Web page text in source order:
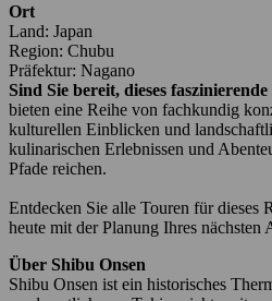
Ort
Land: Japan
Region: Chubu
Präfektur: Nagano
Sind Sie bereit, dieses
bieten eine Reihe von fachkundig
kulturellen Einblicken und
kulinarischen Erlebnissen und
Pfade reichen.
Entdecken Sie alle Touren für dieses
heute mit der Planung Ihres nächsten
Über Shibu Onsen
Shibu Onsen ist ein historisches